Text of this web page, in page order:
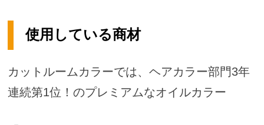
使用している商材
カットルームカラーでは、ヘアカラー部門3年
連続第1位！のプレミアムなオイルカラー